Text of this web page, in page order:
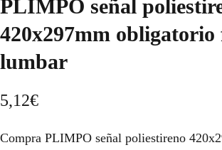
PLIMPO señal
420x297mm obligatorio
lumbar
5,12€
Compra PLIMPO señal poliestireno